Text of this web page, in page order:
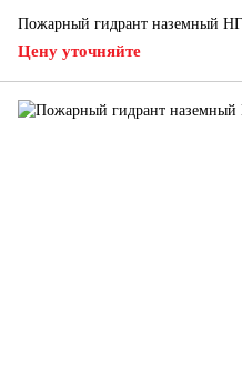
Пожарный гидрант наземный
Цену уточняйте